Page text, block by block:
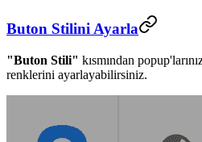
Buton Stilini Ayarla
"Buton Stili" kısmından
renklerini ayarlayabilirsiniz.